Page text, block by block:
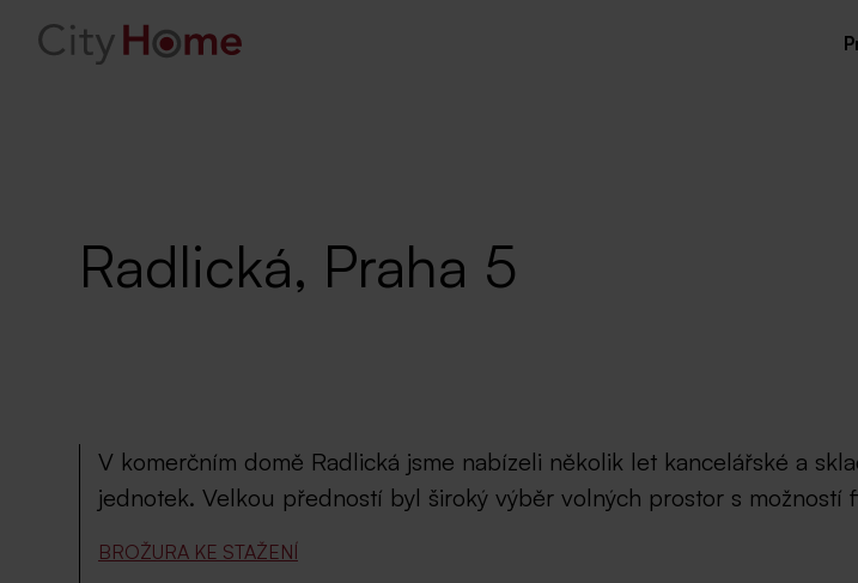
Radlická, Praha 5
V komerčním domě Radlická jsme nabízeli několik let kancelářské a
jednotek. Velkou předností byl široký výběr volných prostor s
BROŽURA KE STAŽENÍ